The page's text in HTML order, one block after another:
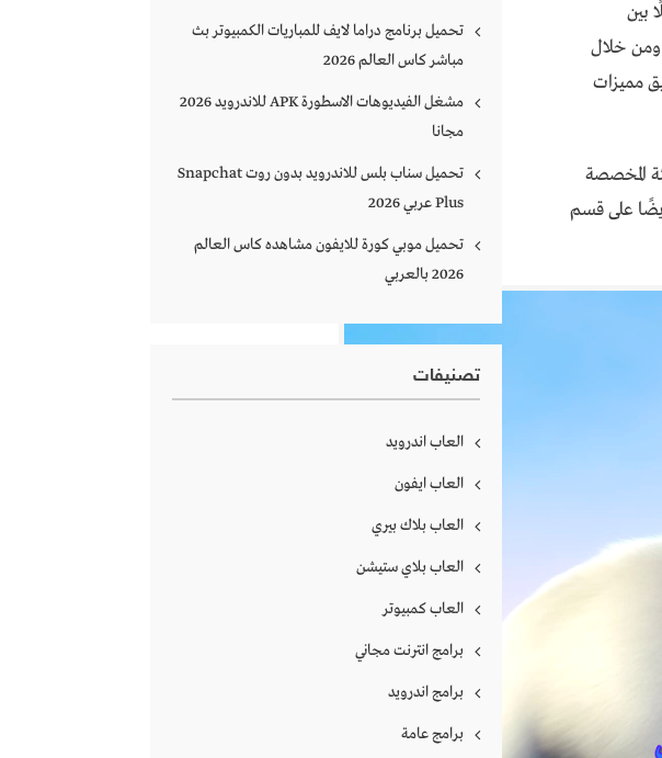
بين
ومن خلال
مميزات
المخصصة
على قسم
تحميل برنامج دراما لايف للمباريات الكمبيوتر بث
مباشر كاس العالم 2026
مشغل الفيديوهات الاسطورة APK للاندرويد 2026
مجانا
تحميل سناب بلس للاندرويد بدون روت Snapchat
Plus‏ عربي 2026
تحميل موبي كورة للايفون مشاهده كاس العالم
2026 بالعربي
تصنيفات
العاب اندرويد
العاب ايفون
العاب بلاك بيري
العاب بلاي ستيشن
العاب كمبيوتر
برامج انترنت مجاني
برامج اندرويد
برامج عامة